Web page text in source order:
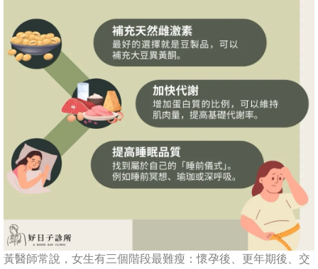
黃醫師常說，女生有三個階段最難瘦：懷孕後、更年期後、交